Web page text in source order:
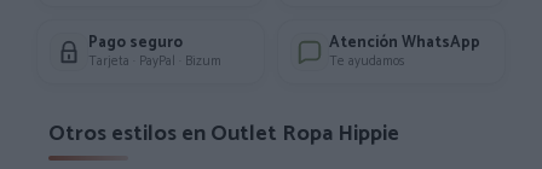
Pago seguro
Tarjeta · PayPal · Bizum
Atención WhatsApp
Te ayudamos
Otros estilos en Outlet Ropa Hippie